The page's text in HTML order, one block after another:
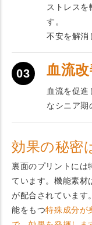
ストレスを
す。
不安を解消
03 血流
血流を促
なシニア期
効果の秘密
裏面のプリントには
ています。機能素材
が配合されています
能をもつ特殊成分が